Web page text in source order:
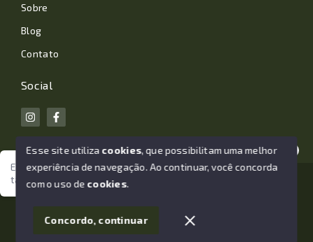
Estamos aqui para te ajudar. Vamos juntos nessa jornada
tão importante da sua vida?
Sobre
Blog
Contato
Social
© Copyright 2026 - João Losano Corretor de Imóveis -
SITE PARA IMOBILIARIA
Esse site utiliza cookies, que possibilitam uma melhor
experiência de navegação.Ao continuar, você concorda
com o uso de cookies.
Concordo, continuar